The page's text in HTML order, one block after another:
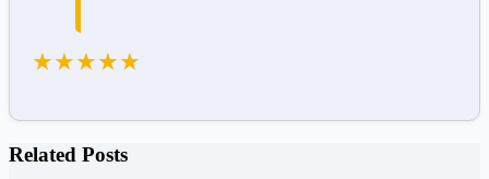
★★★★★
Related Posts